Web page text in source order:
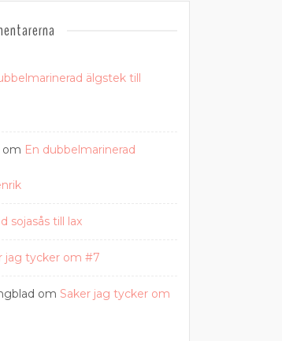
älgstek till
om En dubbelmarinerad
sojasås till lax
jag tycker om #7
om Saker jag tycker om